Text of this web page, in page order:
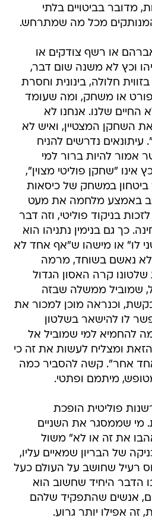
מדובר בביטויים בלתי
מכל מה שמתרחש.
או רשף צודקים או
וכץ לא משנה שום דבר,
חלולה, בינונית וחסרת
או משחק, ומה שעומד
החיים שלנו. אנחנו לא
השחקן המצטיין, ואיש לא
עיתונאים נדרשים להניח
אמור להיות ברור למי
אינו "שחקן פוליטי מצוין",
במשחק של כיסאות
באמצע מלחמה את מעט
בניקוד פוליטי, וזה דבר
כך גם בנימין נתניהו הוא
שני לו" או מישהו ש"אף אחד לא
נאשם בשוחד, מרמה
קרה האסון הגדול
שמוביל ממשלה שבזה
בקשת, וכנראה מוכן למכור את
לו להישאר בשלטון
להחמיא למי שמוביל אל
ומצליח לעשות את זה כי
אחר". קשה להסביר כמה
מיתמם ופתטי.
פוליטית הופכת
מי שממסגר את השניים
את זה או לא" משול
של הבריון שמאיים עליו,
רעיל שחושב על העולם כעל
היחיד שחשוב הוא
אנשים שהתפקיד שלהם
זה אפילו יותר גרוע.